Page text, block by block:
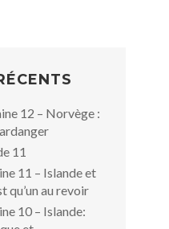
12 – Norvège :
11
11 – Islande et
qu’un au revoir
10 – Islande: